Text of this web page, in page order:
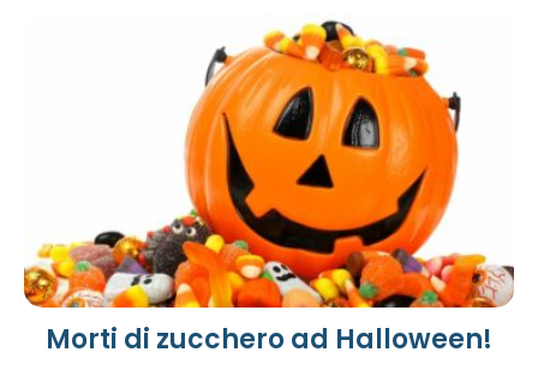
Morti di zucchero ad Halloween!